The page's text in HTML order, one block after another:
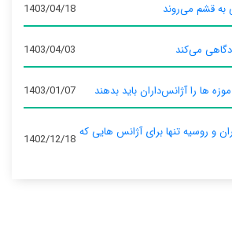
به قشم می‌روند 1403/04/18
1403/04/03
ها را آژانس‌داران باید بدهند 1403/01/07
و روسیه تنها برای آژانس‌ هایی که 1402/12/18